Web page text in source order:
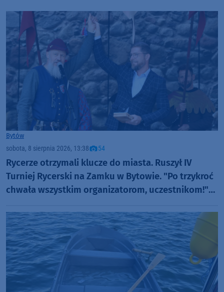
Bytów
sobota, 8 sierpnia 2026, 13:38 54
Rycerze otrzymali klucze do miasta. Ruszył IV
Turniej Rycerski na Zamku w Bytowie. "Po trzykroć
chwała wszystkim organizatorom, uczestnikom!"